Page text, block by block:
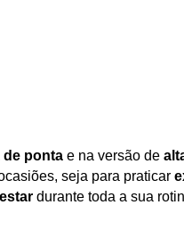
ponta e na versão de
seja para praticar
durante toda a sua